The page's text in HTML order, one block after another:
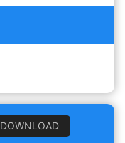
DOWNLOAD